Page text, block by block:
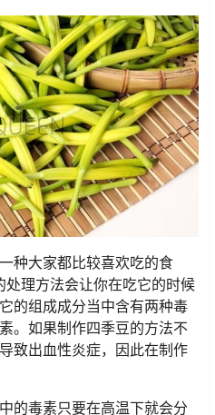
种大家都比较喜欢吃的食
理方法会让你在吃它的时候
的组成成分当中含有两种毒
。如果制作四季豆的方法不
致出血性炎症，因此在制作
的毒素只要在高温下就会分